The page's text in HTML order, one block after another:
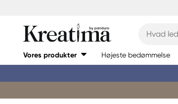
Vores produkter Højeste bedømmelse